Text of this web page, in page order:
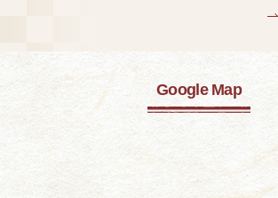
Google Map